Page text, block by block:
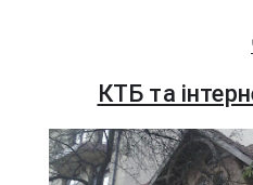
КТБ та